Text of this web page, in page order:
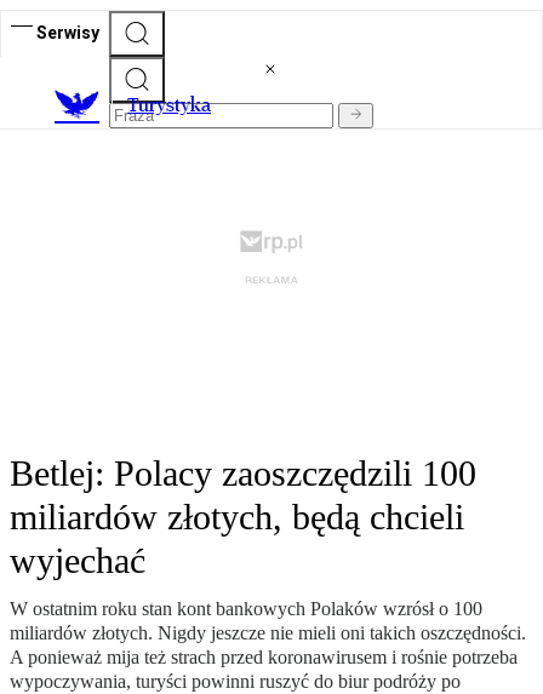
Serwisy
Turystyka
Betlej: Polacy zaoszczędzili 100
miliardów złotych, będą chcieli
wyjechać
W ostatnim roku stan kont bankowych Polaków wzrósł o 100
miliardów złotych. Nigdy jeszcze nie mieli oni takich oszczędności.
A ponieważ mija też strach przed koronawirusem i rośnie potrzeba
wypoczywania, turyści powinni ruszyć do biur podróży po